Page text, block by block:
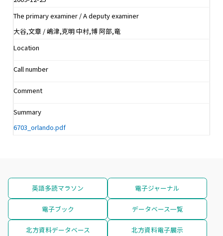
The primary examiner / A deputy examiner
大谷,文章 / 嶋津,克明 中村,博 阿部,竜
Location
Call number
Comment
Summary
6703_orlando.pdf
英語多読マラソン 電子ジャーナル
電子ブック データベース一覧
北方資料データベース 北方資料電子展示